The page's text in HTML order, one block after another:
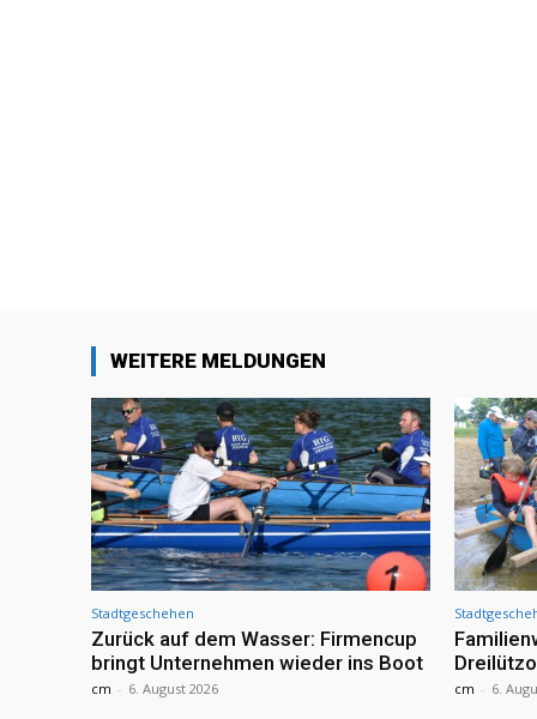
WEITERE MELDUNGEN
Stadtgeschehen
Zurück auf dem Wasser: Firmencup
bringt Unternehmen wieder ins Boot
cm - 6. August 2026 cm - 6.